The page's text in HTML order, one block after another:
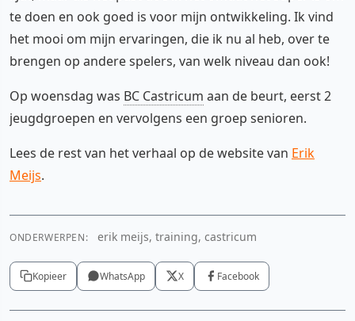
te doen en ook goed is voor mijn ontwikkeling. Ik vind
het mooi om mijn ervaringen, die ik nu al heb, over te
brengen op andere spelers, van welk niveau dan ook!
Op woensdag was BC Castricum aan de beurt, eerst 2
jeugdgroepen en vervolgens een groep senioren.
Lees de rest van het verhaal op de website van Erik
Meijs.
ONDERWERPEN: erik meijs, training, castricum
Kopieer WhatsApp X Facebook